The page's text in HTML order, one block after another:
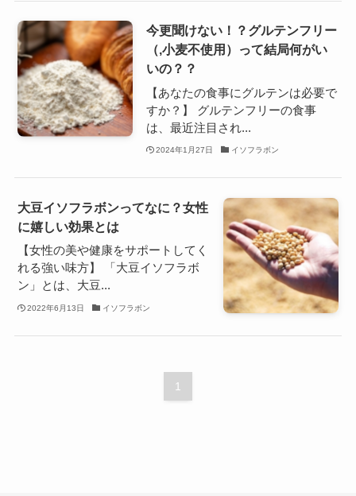
今更聞けない！？グルテンフリー
（,小麦不使用）って結局何がい
いの？？
【あなたの食事にグルテンは必要で
すか？】 グルテンフリーの食事
は、最近注目され...
2024年1月27日 イソフラボン
大豆イソフラボンってなに？女性
に嬉しい効果とは
【女性の美や健康をサポートしてく
れる強い味方】 「大豆イソフラボ
ン」とは、大豆...
2022年6月13日 イソフラボン
1